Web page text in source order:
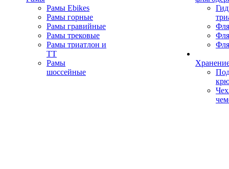
Рамы Ebikes
Рамы горные
Рамы гравийные
Рамы трековые
Рамы триатлон и
ТТ
Рамы
шоссейные